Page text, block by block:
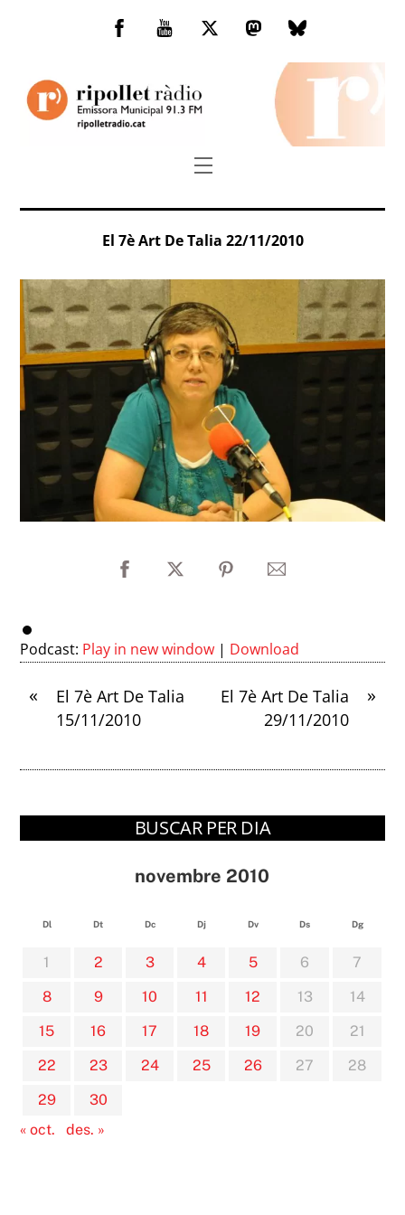
Facebook
You
TwitterMastodonBluesky
Menu
El 7è Art De Talia 22/11/2010
Podcast: Play in new window | Download
«
El 7è Art De Talia
15/11/2010
»
El 7è Art De Talia
29/11/2010
BUSCAR PER DIA
novembre 2010
Dl Dt Dc Dj Dv Ds Dg
1 2 3 4 5 6
7
8
9 10 11 12 13
14
15
16 17 18 19 20
21
22
23 24 25 26 27
28
29
30
« oct.
des. »